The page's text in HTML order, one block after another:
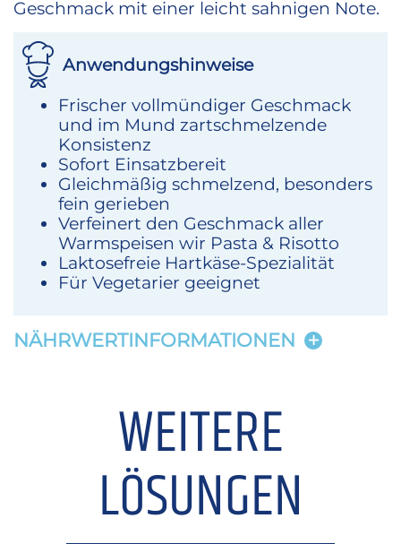
Geschmack mit einer leicht sahnigen Note.
Anwendungshinweise
Frischer vollmündiger Geschmack
und im Mund zartschmelzende
Konsistenz
Sofort Einsatzbereit
Gleichmäßig schmelzend, besonders
fein gerieben
Verfeinert den Geschmack aller
Warmspeisen wir Pasta & Risotto
Laktosefreie Hartkäse-Spezialität
Für Vegetarier geeignet
NÄHRWERTINFORMATIONEN
WEITERE
LÖSUNGEN